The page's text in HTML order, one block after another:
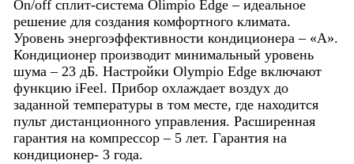
On/off сплит-система Olimpio Edge – идеальное
решение для создания комфортного климата.
Уровень энергоэффективности кондиционера – «А».
Кондиционер производит минимальный уровень
шума – 23 дБ. Настройки Olympio Edge включают
функцию iFeel. Прибор охлаждает воздух до
заданной температуры в том месте, где находится
пульт дистанционного управления. Расширенная
гарантия на компрессор – 5 лет. Гарантия на
кондиционер- 3 года.